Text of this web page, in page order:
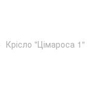
Крісло "Цімароса 1"